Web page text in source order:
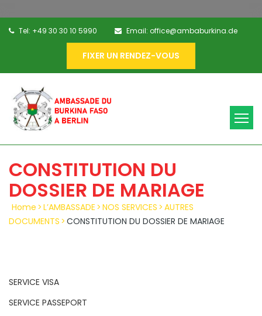
Tel: +49 30 30 10 5990 Email: office@ambaburkina.de
FIXER UN RENDEZ-VOUS
CONSTITUTION DU
DOSSIER DE MARIAGE
Home > L’AMBASSADE > NOS SERVICES > AUTRES
DOCUMENTS > CONSTITUTION DU DOSSIER DE MARIAGE
SERVICE VISA
SERVICE PASSEPORT